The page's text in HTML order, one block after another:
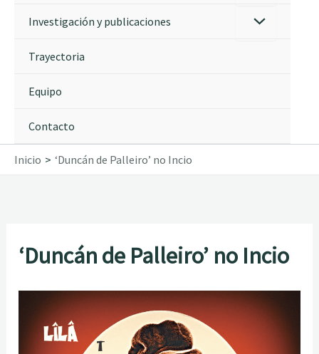
Investigación y publicaciones
Trayectoria
Equipo
Contacto
Inicio ‘Duncán de Palleiro’ no Incio
‘Duncán de Palleiro’ no Incio